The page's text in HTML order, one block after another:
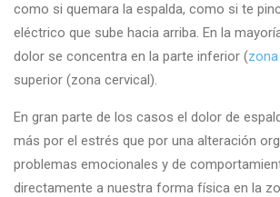
como si quemara la espalda, como si te
eléctrico que sube hacia arriba. En la
dolor se concentra en la parte inferior (
superior (zona cervical).
En gran parte de los casos el dolor de
más por el estrés que por una alteración
problemas emocionales y de
directamente a nuestra forma física en la